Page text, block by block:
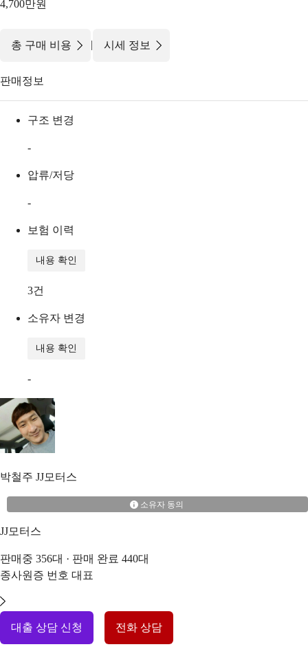
4,700만원
총 구매 비용 | 시세 정보
판매정보
구조 변경
-
압류/저당
-
보험 이력
내용 확인
3건
소유자 변경
내용 확인
-
박철주 JJ모터스
소유자 동의
JJ모터스
판매중 356대 · 판매 완료 440대
종사원증 번호 대표
대출 상담 신청 전화 상담